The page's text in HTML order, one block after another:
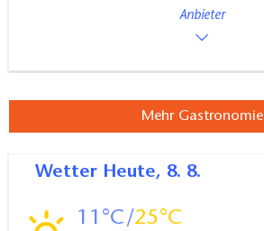
Anbieter
Mehr Gastronomie
Wetter Heute, 8. 8.
11 25